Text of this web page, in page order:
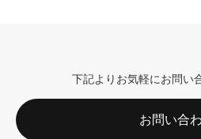
下記よりお気軽にお問い
お問い合